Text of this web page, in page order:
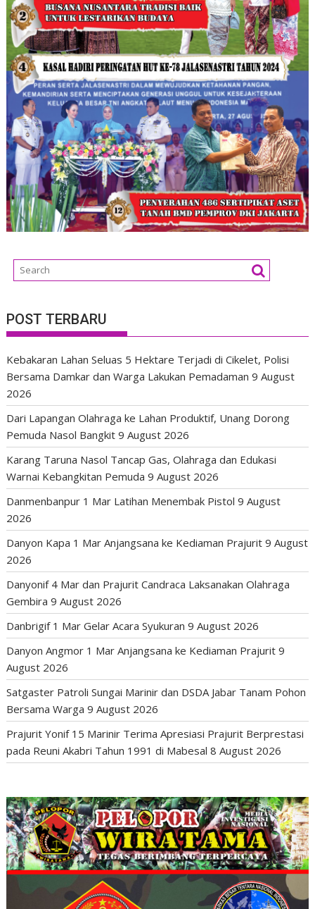
POST TERBARU
Kebakaran Lahan Seluas 5 Hektare Terjadi di Cikelet, Polisi
Bersama Damkar dan Warga Lakukan Pemadaman 9 August
2026
Dari Lapangan Olahraga ke Lahan Produktif, Unang Dorong
Pemuda Nasol Bangkit 9 August 2026
Karang Taruna Nasol Tancap Gas, Olahraga dan Edukasi
Warnai Kebangkitan Pemuda 9 August 2026
Danmenbanpur 1 Mar Latihan Menembak Pistol 9 August
2026
Danyon Kapa 1 Mar Anjangsana ke Kediaman Prajurit 9 August
2026
Danyonif 4 Mar dan Prajurit Candraca Laksanakan Olahraga
Gembira 9 August 2026
Danbrigif 1 Mar Gelar Acara Syukuran 9 August 2026
Danyon Angmor 1 Mar Anjangsana ke Kediaman Prajurit 9
August 2026
Satgaster Patroli Sungai Marinir dan DSDA Jabar Tanam Pohon
Bersama Warga 9 August 2026
Prajurit Yonif 15 Marinir Terima Apresiasi Prajurit Berprestasi
pada Reuni Akabri Tahun 1991 di Mabesal 8 August 2026